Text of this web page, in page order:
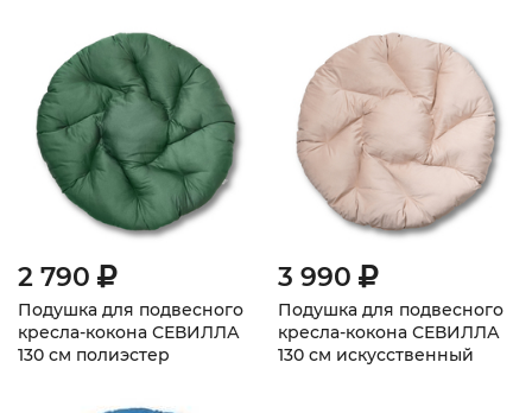
2 790
Подушка для подвесного
кресла-кокона СЕВИЛЛА
130 см полиэстер
3 990
Подушка для подвесного
кресла-кокона СЕВИЛЛА
130 см искусственный